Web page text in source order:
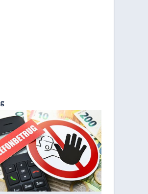
Spiele-Klassiker